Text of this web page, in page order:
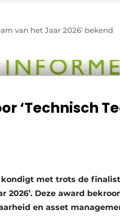
van het Jaar 2026’ bekend
‘Technisch
kondigt met trots de
2026’. Deze award
en asset